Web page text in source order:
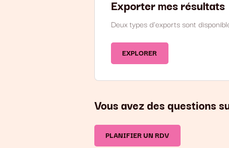
Exporter mes résultats
Deux types d'exports sont
EXPLORER
Vous avez des questions
PLANIFIER UN RDV